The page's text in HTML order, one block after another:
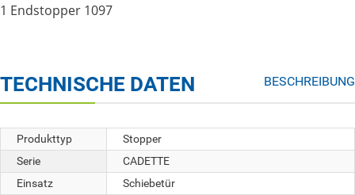
1 Endstopper 1097
TECHNISCHE DATEN BESCHREIBUNG
Produkttyp
Stopper
Serie
CADETTE
Einsatz
Schiebetür